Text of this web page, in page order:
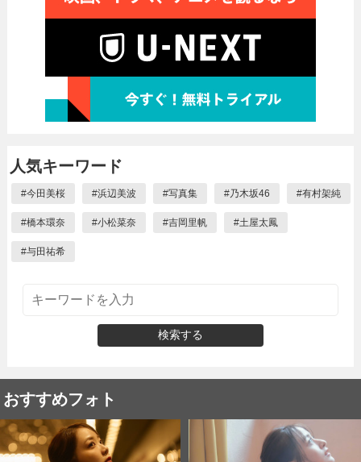
人気キーワード
#今田美桜 #浜辺美波 #写真集 #乃木坂46 #有村架純
#橋本環奈 #小松菜奈 #吉岡里帆 #土屋太鳳
#与田祐希
検索する
おすすめフォト